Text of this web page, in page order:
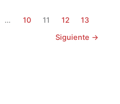
… 10 11 12
13
Siguiente →